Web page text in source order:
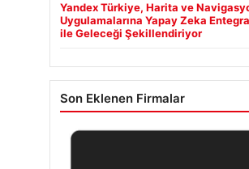
Yandex Türkiye, Harita ve
Uygulamalarına Yapay Zeka
ile Geleceği Şekillendiriyor
Son Eklenen Firmalar